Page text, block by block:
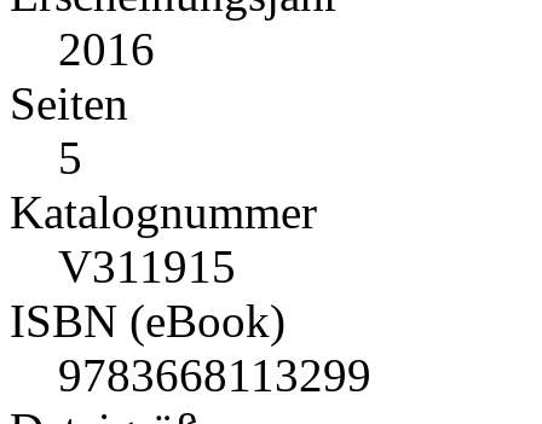
2016
Seiten
5
Katalognummer
V311915
ISBN (eBook)
9783668113299